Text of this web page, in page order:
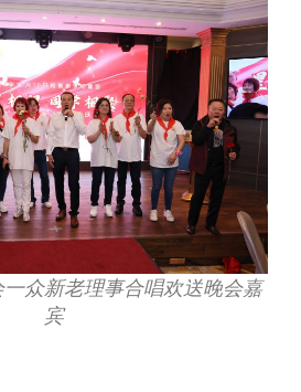
众新老理事合唱欢送晚会嘉
宾